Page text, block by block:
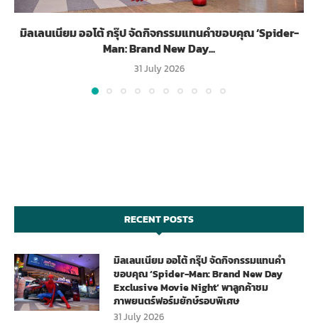
มิลเลนเนียม ออโต้ กรุ๊ป จัดกิจกรรมแทนคำขอบคุณ ‘Spider-
Man: Brand New Day...
31 July 2026
RECENT POSTS
มิลเลนเนียม ออโต้ กรุ๊ป จัดกิจกรรมแทนคำ
ขอบคุณ ‘Spider-Man: Brand New Day
Exclusive Movie Night’ พาลูกค้าชม
ภาพยนตร์ฟอร์มยักษ์รอบพิเศษ
31 July 2026